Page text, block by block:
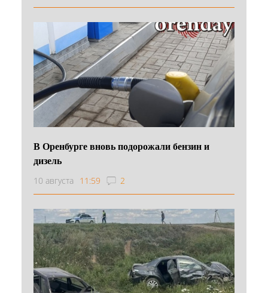
В Оренбурге вновь подорожали бензин и
дизель
10 августа 11:59 2